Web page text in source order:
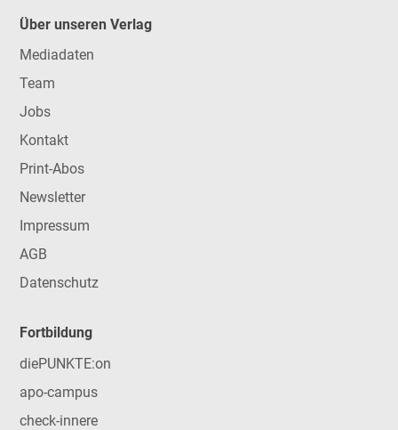
Über unseren Verlag
Mediadaten
Team
Jobs
Kontakt
Print-Abos
Newsletter
Impressum
AGB
Datenschutz
Fortbildung
diePUNKTE:on
apo-campus
check-innere